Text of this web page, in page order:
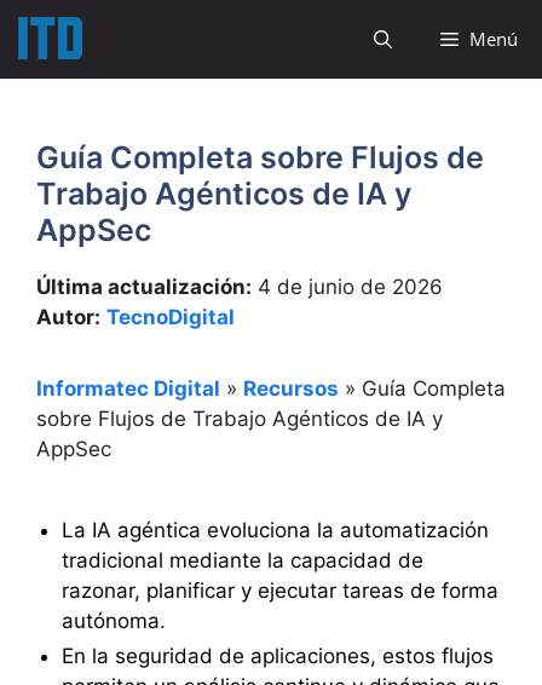
Saltar
contenido
Menú
Guía Completa sobre Flujos de
Trabajo Agénticos de IA y
AppSec
Última actualización: 4 de junio de 2026
Autor: TecnoDigital
Informatec Digital » Recursos » Guía Completa
sobre Flujos de Trabajo Agénticos de IA y
AppSec
La IA agéntica evoluciona la automatización
tradicional mediante la capacidad de
razonar, planificar y ejecutar tareas de forma
autónoma.
En la seguridad de aplicaciones, estos flujos